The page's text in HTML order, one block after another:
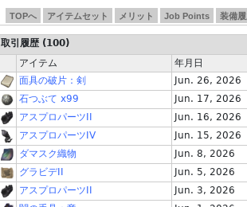
TOPへ アイテムセット メリット Job Points 装備
取引履歴 (100)
アイテム
年月日
面具の破片：剣
Jun. 26, 2026
石つぶて x99
Jun. 17, 2026
アスプロパーツII
Jun. 16, 2026
アスプロパーツIV
Jun. 15, 2026
ダマスク織物
Jun. 8, 2026
グラビデII
Jun. 5, 2026
アスプロパーツII
Jun. 3, 2026